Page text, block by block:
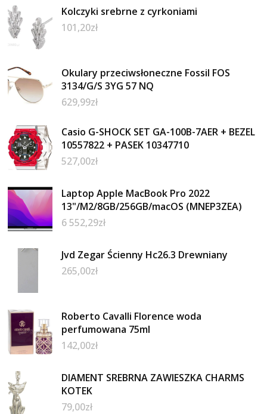
Kolczyki srebrne z cyrkoniami
101,20zł
Okulary przeciwsłoneczne Fossil FOS
3134/G/S 3YG 57 NQ
629,99zł
Casio G-SHOCK SET GA-100B-7AER + BEZEL
10557822 + PASEK 10347710
527,00zł
Laptop Apple MacBook Pro 2022
13"/M2/8GB/256GB/macOS (MNEP3ZEA)
6 552,29zł
Jvd Zegar Ścienny Hc26.3 Drewniany
265,00zł
Roberto Cavalli Florence woda
perfumowana 75ml
142,00zł
DIAMENT SREBRNA ZAWIESZKA CHARMS
KOTEK
79,00zł